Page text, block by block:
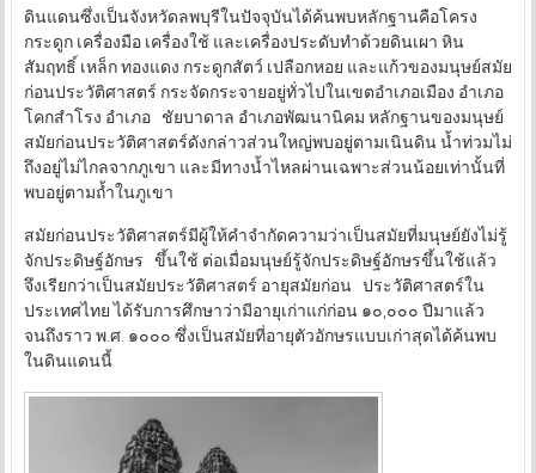
ดินแดนซึ่งเป็นจังหวัดลพบุรีในปัจจุบันได้ค้นพบหลักฐานคือโครง
กระดูก เครื่องมือ เครื่องใช้ และเครื่องประดับทำด้วยดินเผา หิน
สัมฤทธิ์ เหล็ก ทองแดง กระดูกสัตว์ เปลือกหอย และแก้วของมนุษย์สมัย
ก่อนประวัติศาสตร์ กระจัดกระจายอยู่ทั่วไปในเขตอำเภอเมือง อำเภอ
โคกสำโรง อำเภอ ชัยบาดาล อำเภอพัฒนานิคม หลักฐานของมนุษย์
สมัยก่อนประวัติศาสตร์ดังกล่าวส่วนใหญ่พบอยู่ตามเนินดิน น้ำท่วมไม่
ถึงอยู่ไม่ไกลจากภูเขา และมีทางน้ำไหลผ่านเฉพาะส่วนน้อยเท่านั้นที่
พบอยู่ตามถ้ำในภูเขา
สมัยก่อนประวัติศาสตร์มีผู้ให้คำจำกัดความว่าเป็นสมัยที่มนุษย์ยังไม่รู้
จักประดิษฐ์อักษร ขึ้นใช้ ต่อเมื่อมนุษย์รู้จักประดิษฐ์อักษรขึ้นใช้แล้ว
จึงเรียกว่าเป็นสมัยประวัติศาสตร์ อายุสมัยก่อน ประวัติศาสตร์ใน
ประเทศไทย ได้รับการศึกษาว่ามีอายุเก่าแก่ก่อน ๑๐,๐๐๐ ปีมาแล้ว
จนถึงราว พ.ศ. ๑๐๐๐ ซึ่งเป็นสมัยที่อายุตัวอักษรแบบเก่าสุดได้ค้นพบ
ในดินแดนนี้